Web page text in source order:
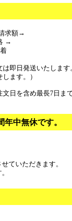
求額→
→
は即日発送いたします
ます。）
日を含め最長7日ま
年中無休です。
ていただきます。